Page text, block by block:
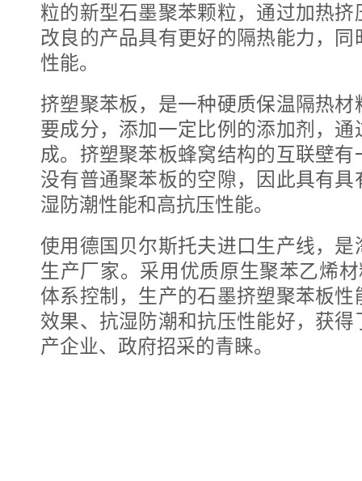
粒的新型石墨聚苯颗粒，通过加热
改良的产品具有更好的隔热能力，
性能。
挤塑聚苯板，是一种硬质保温隔热
要成分，添加一定比例的添加剂，
成。挤塑聚苯板蜂窝结构的互联壁
没有普通聚苯板的空隙，因此具有
湿防潮性能和高抗压性能。
使用德国贝尔斯托夫进口生产线，
生产厂家。采用优质原生聚苯乙烯
体系控制，生产的石墨挤塑聚苯板
效果、抗湿防潮和抗压性能好，获
产企业、政府招采的青睐。